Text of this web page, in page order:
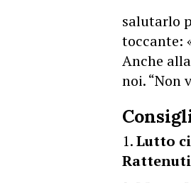
salutarlo
toccante:
Anche
noi. “Non
Lutto